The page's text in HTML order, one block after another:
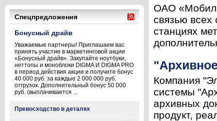
Спецпредложения
Бонусный драйв
Уважаемые партнеры! Приглашаем вас
принять участие в маркетинговой акции
«Бонусный драйв». Закупайте ноутбуки,
неттопы и моноблоки DIGMA И DIGMA PRO
в период действия акции и получите бонус
40 000 руб. за каждые 2 000 000 руб.
отгрузок. Дополнительный бонус 50 000
руб. (выплачивается ...
Превосходство в деталях
ОАО
связью всех
станциях
Компания
системы
архивных
продукт,